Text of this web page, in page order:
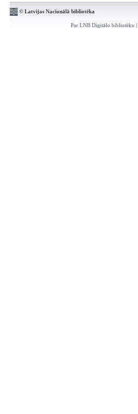
© Latvijas Nacionālā bibliotēka
Par LNB Digitālo bibliotēku |